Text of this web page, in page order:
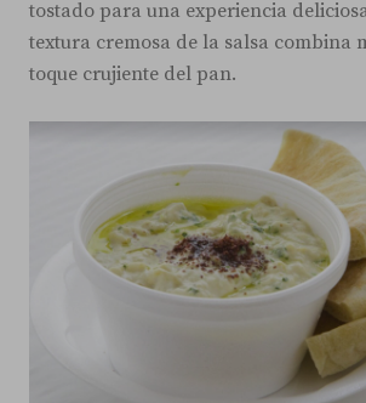
tostado para una experiencia
textura cremosa de la salsa combina
toque crujiente del pan.